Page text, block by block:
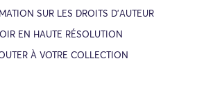
SUR LES DROITS D’AUTEUR
EN HAUTE RÉSOLUTION
À VOTRE COLLECTION